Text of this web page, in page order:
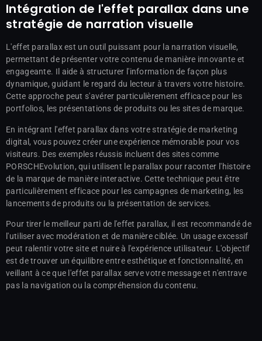
Intégration de l'effet parallax dans une
stratégie de narration visuelle
L'effet parallax est un outil puissant pour la narration visuelle,
permettant de présenter votre contenu de manière innovante et
engageante. Il aide à structurer l'information de façon plus
dynamique, guidant le regard du lecteur à travers votre histoire.
Cette approche peut s'avérer particulièrement efficace pour les
portfolios, les présentations de produits ou les sites de marque.
En intégrant l'effet parallax dans votre stratégie de marketing
digital, vous pouvez créer une expérience mémorable pour vos
visiteurs. Des exemples réussis incluent des sites comme
PORSCHEvolution, qui utilisent le parallax pour raconter l'histoire
de la marque de manière interactive. Cette technique peut être
particulièrement efficace pour les campagnes de marketing, les
lancements de produits ou la présentation de services.
Pour tirer le meilleur parti de l'effet parallax, il est recommandé de
l'utiliser avec modération et de manière ciblée. Un usage excessif
peut ralentir votre site et nuire à l'expérience utilisateur. L'objectif
est de trouver un équilibre entre esthétique et fonctionnalité, en
veillant à ce que l'effet parallax serve votre message et n'entrave
pas la navigation ou la compréhension du contenu.